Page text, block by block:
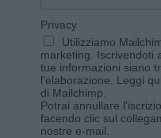
Privacy
Utilizziamo
marketing. Iscrivendoti
tue informazioni siano
l'elaborazione. Leggi
di Mailchimp
Potrai annullare
facendo clic sul
nostre e-mail.